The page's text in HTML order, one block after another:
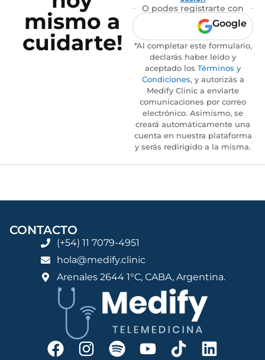
mismo a
cuidarte!
O podes registrarte con
Google
*Al completar este formulario,
declarás haber leído y
aceptado los Términos y
Condiciones, y autorizás a
Medify Clinic a enviarte
comunicaciones por correo
electrónico. Asimismo, se
creará automáticamente una
cuenta en nuestra plataforma
y serás redirigido a la misma.
CONTACTO
(+54) 11 7079-4951
hola@medify.clinic
Arenales 2644 1°C, CABA, Argentina.